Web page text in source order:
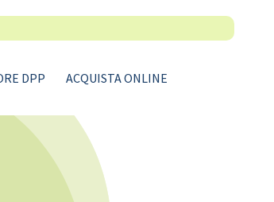
DPP ACQUISTA ONLINE